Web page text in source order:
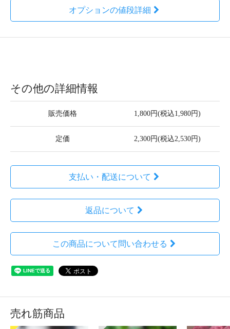
オプションの値段詳細
その他の詳細情報
販売価格 1,800円(税込1,980円)
定価 2,300円(税込2,530円)
支払い・配送について
返品について
この商品について問い合わせる
売れ筋商品